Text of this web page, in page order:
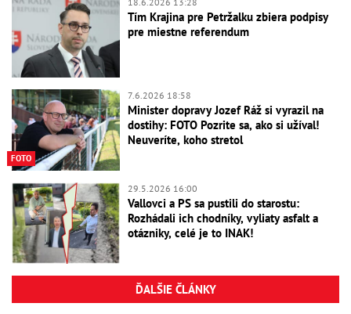
Tím Krajina pre Petržalku zbiera podpisy
pre miestne referendum
FOTO
7.6.2026 18:58
Minister dopravy Jozef Ráž si vyrazil na
dostihy: FOTO Pozrite sa, ako si užíval!
Neuveríte, koho stretol
29.5.2026 16:00
Vallovci a PS sa pustili do starostu:
Rozhádali ich chodníky, vyliaty asfalt a
otázniky, celé je to INAK!
ĎALŠIE ČLÁNKY